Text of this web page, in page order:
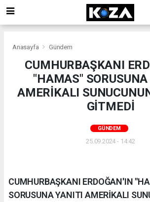
Anasayfa Gündem
CUMHURBAŞKANI
"HAMAS"
AMERİKALI
GİTMEDİ
GÜNDEM
25.09.2024 - 14:42
CUMHURBAŞKANI ERDOĞAN'IN
SORUSUNA YANITI AMERİKALI